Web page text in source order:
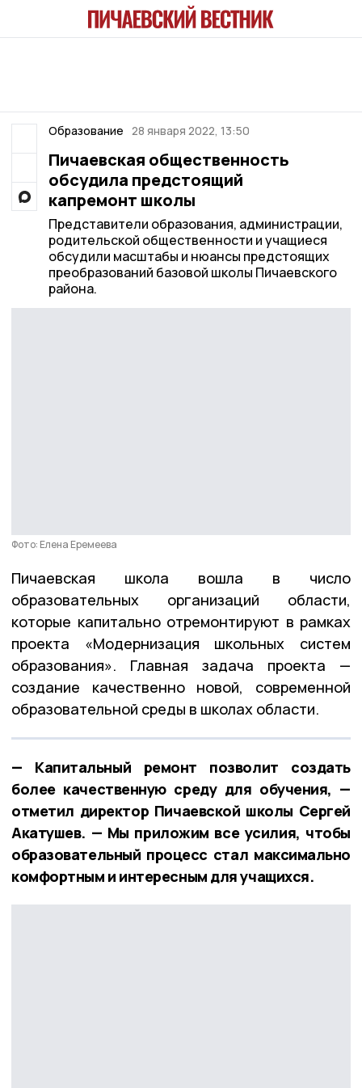
Образование 28 января 2022, 13:50
Пичаевская общественность
обсудила предстоящий
капремонт школы
Представители образования, администрации,
родительской общественности и учащиеся
обсудили масштабы и нюансы предстоящих
преобразований базовой школы Пичаевского
района.
Фото: Елена Еремеева
Пичаевская школа вошла в число
образовательных организаций области,
которые капитально отремонтируют в рамках
проекта «Модернизация школьных систем
образования». Главная задача проекта —
создание качественно новой, современной
образовательной среды в школах области.
— Капитальный ремонт позволит создать
более качественную среду для обучения, —
отметил директор Пичаевской школы Сергей
Акатушев. — Мы приложим все усилия, чтобы
образовательный процесс стал максимально
комфортным и интересным для учащихся.